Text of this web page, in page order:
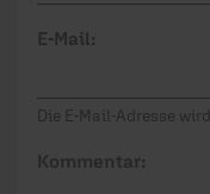
E-Mail:
Die E-Mail-Adresse
Kommentar: